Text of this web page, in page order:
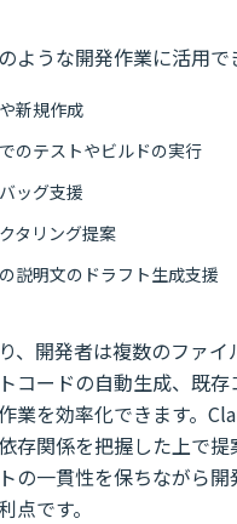
ような開発作業に活用で
新規作成
のテストやビルドの実行
ッグ支援
タリング提案
説明文のドラフト生成支援
、開発者は複数のファイ
コードの自動生成、既存
業を効率化できます。
存関係を把握した上で提
の一貫性を保ちながら開
点です。